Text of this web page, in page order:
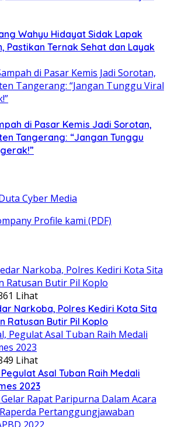
Wahyu Hidayat Sidak Lapak
Pastikan Ternak Sehat dan Layak
di Pasar Kemis Jadi Sorotan,
Tangerang: “Jangan Tunggu
Profile kami (PDF)
Lihat
Narkoba, Polres Kediri Kota Sita
Ratusan Butir Pil Koplo
Lihat
Asal Tuban Raih Medali
2023